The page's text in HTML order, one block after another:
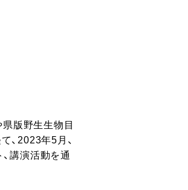
版野生生物目
2023年5月、
講演活動を通